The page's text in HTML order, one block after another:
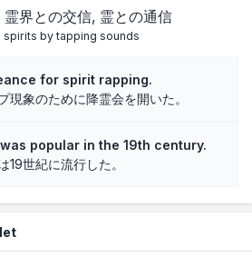
霊界との交信 霊との通信
spirits by tapping sounds
for spirit rapping.
現象のために降霊会を開いた。
popular in the 19th century.
19世紀に流行した。